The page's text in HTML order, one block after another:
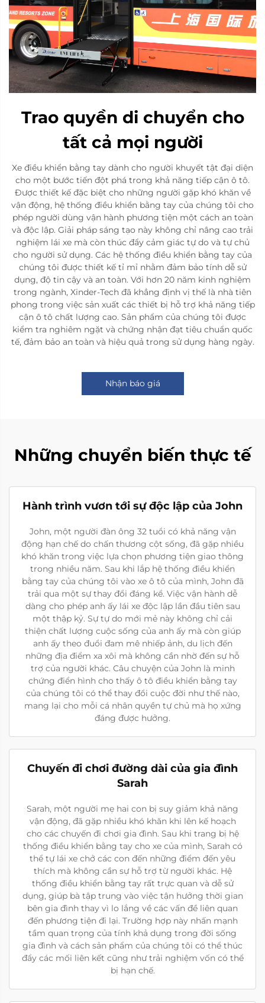
Trao quyền di chuyển cho
tất cả mọi người
Xe điều khiển bằng tay dành cho người khuyết tật đại diện
cho một bước tiến đột phá trong khả năng tiếp cận ô tô.
Được thiết kế đặc biệt cho những người gặp khó khăn về
vận động, hệ thống điều khiển bằng tay của chúng tôi cho
phép người dùng vận hành phương tiện một cách an toàn
và độc lập. Giải pháp sáng tạo này không chỉ nâng cao trải
nghiệm lái xe mà còn thúc đẩy cảm giác tự do và tự chủ
cho người sử dụng. Các hệ thống điều khiển bằng tay của
chúng tôi được thiết kế tỉ mỉ nhằm đảm bảo tính dễ sử
dụng, độ tin cậy và an toàn. Với hơn 20 năm kinh nghiệm
trong ngành, Xinder-Tech đã khẳng định vị thế là nhà tiên
phong trong việc sản xuất các thiết bị hỗ trợ khả năng tiếp
cận ô tô chất lượng cao. Sản phẩm của chúng tôi được
kiểm tra nghiêm ngặt và chứng nhận đạt tiêu chuẩn quốc
tế, đảm bảo an toàn và hiệu quả trong sử dụng hàng ngày.
Nhận báo giá
Những chuyển biến thực tế
Hành trình vươn tới sự độc lập của John
John, một người đàn ông 32 tuổi có khả năng vận
động hạn chế do chấn thương cột sống, đã gặp nhiều
khó khăn trong việc lựa chọn phương tiện giao thông
trong nhiều năm. Sau khi lắp hệ thống điều khiển
bằng tay của chúng tôi vào xe ô tô của mình, John đã
trải qua một sự thay đổi đáng kể. Việc vận hành dễ
dàng cho phép anh ấy lái xe độc lập lần đầu tiên sau
một thập kỷ. Sự tự do mới mẻ này không chỉ cải
thiện chất lượng cuộc sống của anh ấy mà còn giúp
anh ấy theo đuổi đam mê nhiếp ảnh, du lịch đến
những địa điểm xa xôi mà không cần nhờ đến sự hỗ
trợ của người khác. Câu chuyện của John là minh
chứng điển hình cho thấy ô tô điều khiển bằng tay
của chúng tôi có thể thay đổi cuộc đời như thế nào,
mang lại cho mỗi cá nhân quyền tự chủ mà họ xứng
đáng được hưởng.
Chuyến đi chơi đường dài của gia đình
Sarah
Sarah, một người mẹ hai con bị suy giảm khả năng
vận động, đã gặp nhiều khó khăn khi lên kế hoạch
cho các chuyến đi chơi gia đình. Sau khi trang bị hệ
thống điều khiển bằng tay cho xe của mình, Sarah có
thể tự lái xe chở các con đến những điểm đến yêu
thích mà không cần sự hỗ trợ từ người khác. Hệ
thống điều khiển bằng tay rất trực quan và dễ sử
dụng, giúp bà tập trung vào việc tận hưởng thời gian
bên gia đình thay vì lo lắng về các vấn đề liên quan
đến phương tiện đi lại. Trường hợp này nhấn mạnh
tầm quan trọng của tính khả dụng trong đời sống
gia đình và cách sản phẩm của chúng tôi có thể thúc
đẩy các mối liên kết cũng như trải nghiệm vốn có thể
bị hạn chế.